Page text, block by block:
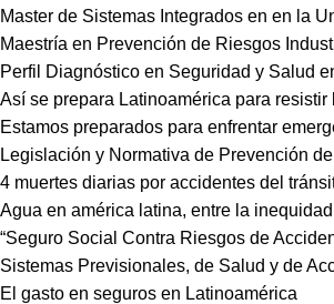
Master de Sistemas Integrados en en la
Maestría en Prevención de Riesgos
Perfil Diagnóstico en Seguridad y Salud
Así se prepara Latinoamérica para resistir
Estamos preparados para enfrentar
Legislación y Normativa de Prevención
4 muertes diarias por accidentes del
Agua en américa latina, entre la
“Seguro Social Contra Riesgos de
Sistemas Previsionales, de Salud y de
El gasto en seguros en Latinoamérica